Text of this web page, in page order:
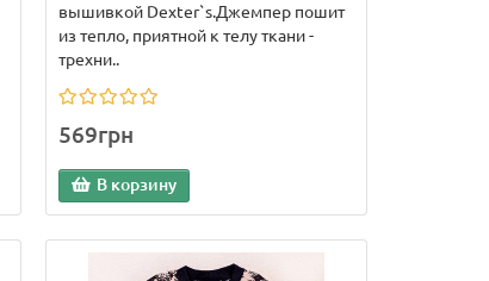
вышивкой Dexter`s.Джемпер пошит
из тепло, приятной к телу ткани -
трехни..
569грн
В корзину